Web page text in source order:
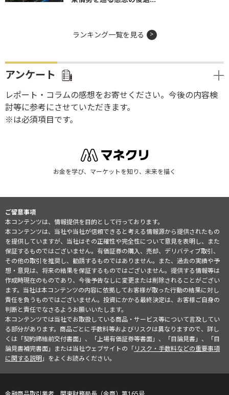
ランキング一覧を見る
アンケート
レポート・コラムの感想をお寄せください。今後の内容検
討等に参考にさせていただきます。
※は必須項目です。
お金を学び、マーケットを知り、未来を描く
ご留意事項
本コンテンツは、情報提供を目的として行っております。
本コンテンツは、当社や当社が信頼できると考える情報源から提供されたもの
を提供していますが、当社はその正確性や完全性について意見を表明し、また
保証するものではございません。有価証券の購入、売却、デリバティブ取引、
その他の取引を推奨し、勧誘するものではありません。また、過去の実績や予
想・意見は、将来の結果を保証するものではございません。提供する情報等は
作成時現在のものであり、今後予告なしに変更または削除されることがござい
ます。当社は本コンテンツの内容に依拠してお客様が取った行動の結果に対し
責任を負うものではございません。投資にかかる最終決定は、お客様ご自身の
判断と責任でなさるようお願いいたします。
本コンテンツでは当社でお取扱している商品・サービス等について言及してい
る部分があります。商品ごとに手数料等およびリスクは異なりますので、詳し
くは「契約締結前交付書面」、「上場有価証券等書面」、「目論見書」、「目
論見書補完書面」または当社ウェブサイトの「リスク・手数料などの重要事項
に関する説明」をよくお読みください。